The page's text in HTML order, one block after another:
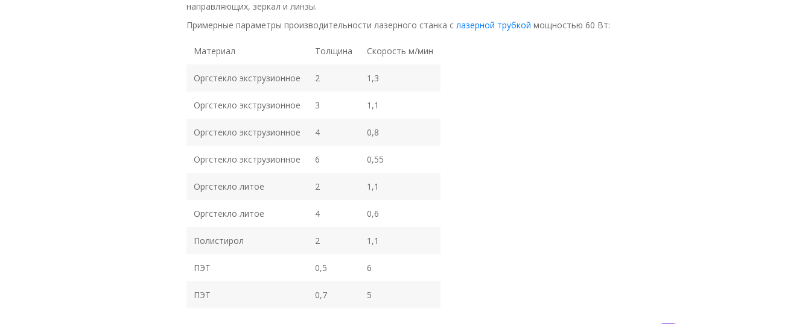
направляющих, зеркал и линзы.
Примерные параметры производительности лазерного станка с лазерной трубкой мощностью 60 Вт:
Материал Толщина Скорость м/мин
Оргстекло экструзионное 2 1,3
Оргстекло экструзионное 3 1,1
Оргстекло экструзионное 4 0,8
Оргстекло экструзионное 6 0,55
Оргстекло литое 2 1,1
Оргстекло литое 4 0,6
Полистирол 2 1,1
ПЭТ 0,5 6
ПЭТ 0,7 5